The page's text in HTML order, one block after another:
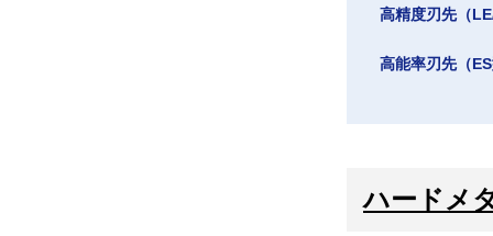
高精度刃先（
高能率刃先（
ハードメ